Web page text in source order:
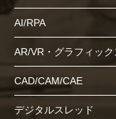
AI/RPA
AR/VR・グラフィック
CAD/CAM/CAE
デジタルスレッド